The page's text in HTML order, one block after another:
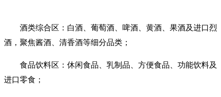
酒类综合区‌：白酒、葡萄酒、啤酒、黄酒、果酒及进口烈
酒，聚焦酱酒、清香酒等细分品类；
食品饮料区‌：休闲食品、乳制品、方便食品、功能饮料及
进口零食；